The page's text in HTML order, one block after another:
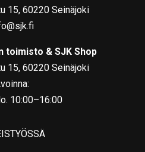
15, 60220 Seinäjoki
toimisto & SJK Shop
15, 60220 Seinäjoki
10:00–16:00